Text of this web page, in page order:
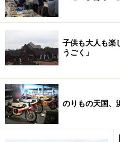
伊豆高原から伊東に行く場合
子供も大人も楽
うごく」
のりもの天国、